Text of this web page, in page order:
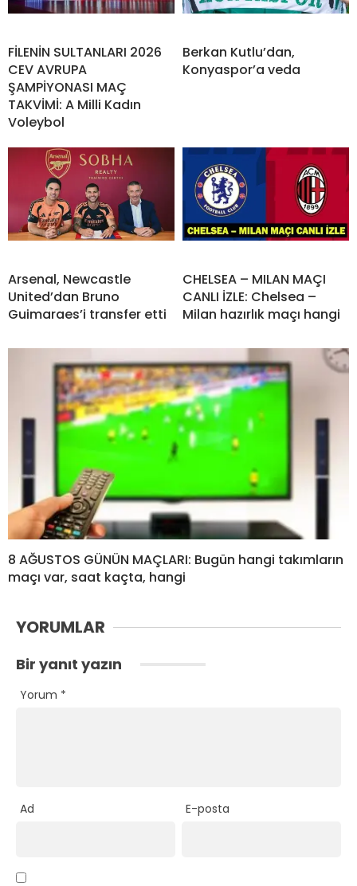
FİLENİN SULTANLARI 2026
CEV AVRUPA
ŞAMPİYONASI MAÇ
TAKVİMİ: A Milli Kadın
Voleybol
Berkan Kutlu’dan,
Konyaspor’a veda
Arsenal, Newcastle
United’dan Bruno
Guimaraes’i transfer etti
CHELSEA – MILAN MAÇI
CANLI İZLE: Chelsea –
Milan hazırlık maçı hangi
8 AĞUSTOS GÜNÜN MAÇLARI: Bugün hangi takımların
maçı var, saat kaçta, hangi
YORUMLAR
Bir yanıt yazın
Yorum *
Ad E-posta